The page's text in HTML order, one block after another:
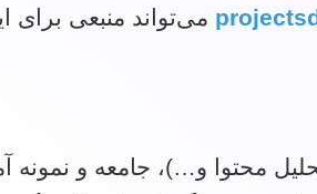
می‌تواند منبعی برای
محتوا و…)، جامعه و نمونه